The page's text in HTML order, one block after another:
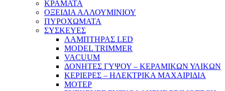
ΚΡΑΜΑΤΑ
ΟΞΕΙΔΙΑ ΑΛΛΟΥΜΙΝΙΟΥ
ΠΥΡΟΧΩΜΑΤΑ
ΣΥΣΚΕΥΕΣ
ΛΑΜΠΤΗΡΑΣ LED
MODEL TRIMMER
VACUUM
ΔΟΝΗΤΕΣ ΓΥΨΟΥ – ΚΕΡΑΜΙΚΩΝ ΥΛΙΚΩΝ
ΚΕΡΙΕΡΕΣ – ΗΛΕΚΤΡΙΚΑ ΜΑΧΑΙΡΙΔΙΑ
ΜΟΤΕΡ